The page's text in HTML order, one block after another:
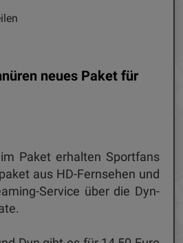
neues Paket für
Paket erhalten Sportfans
aus HD-Fernsehen und
Service über die Dyn-
verwenden und wie Sie Ihre
Optionen